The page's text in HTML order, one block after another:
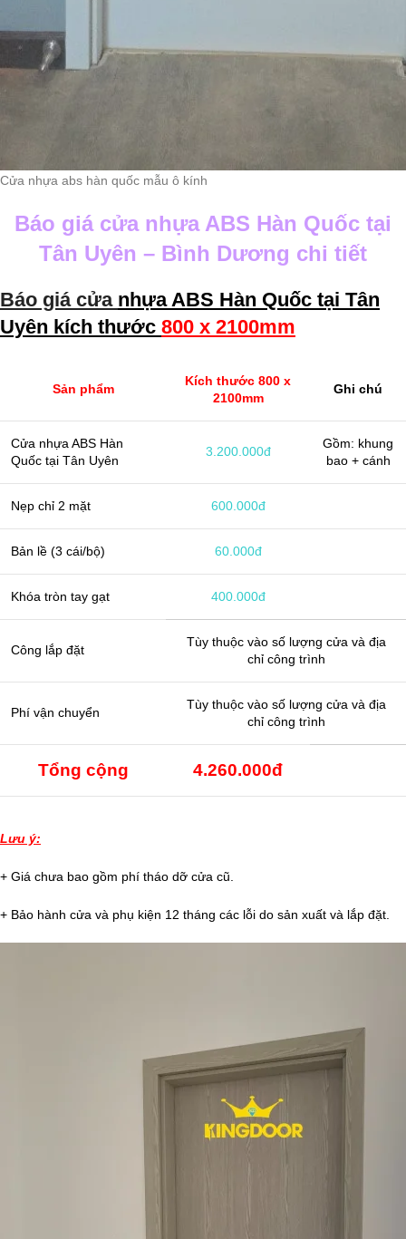
Cửa nhựa abs hàn quốc mẫu ô kính
Báo giá cửa nhựa ABS Hàn Quốc tại
Tân Uyên – Bình Dương chi tiết
Báo giá cửa nhựa ABS Hàn Quốc tại Tân
Uyên kích thước 800 x 2100mm
Sản phẩm
Kích thước 800 x
2100mm
Ghi chú
Cửa nhựa ABS Hàn
Quốc tại Tân Uyên
3.200.000đ
Gồm: khung
bao + cánh
Nẹp chỉ 2 mặt 600.000đ
Bản lề (3 cái/bộ) 60.000đ
Khóa tròn tay gạt 400.000đ
Công lắp đặt
Tùy thuộc vào số lượng cửa và địa
chỉ công trình
Phí vận chuyển
Tùy thuộc vào số lượng cửa và địa
chỉ công trình
Tổng cộng 4.260.000đ
Lưu ý:
+ Giá chưa bao gồm phí tháo dỡ cửa cũ.
+ Bảo hành cửa và phụ kiện 12 tháng các lỗi do sản xuất và lắp đặt.